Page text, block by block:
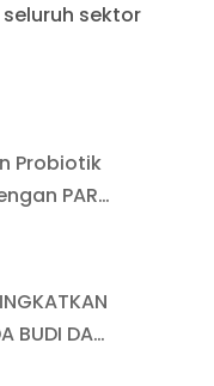
sektor
Probiotik
PAR…
BUDI DA…